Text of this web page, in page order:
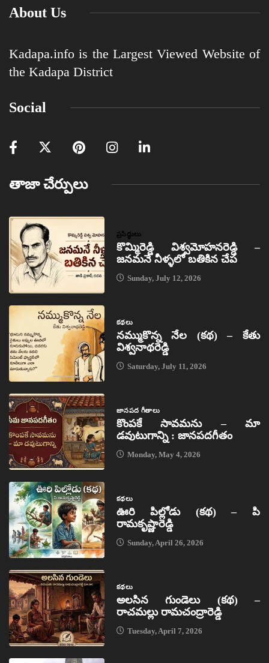
About Us
Kadapa.info is the Largest Viewed Website of
the Kadapa District
Social
తాజా చేర్పులు
ప్రసిద్ధులు
కొమ్మిరెడ్డి విశ్వమోహనరెడ్డి –
జనమనే నీళ్ళలో బతికిన చేప
Sunday, July 12, 2026
కథలు
నమ్ముకొన్న నేల (కథ) – కేతు
విశ్వనాథరెడ్డి
Saturday, July 11, 2026
జానపద గీతాలు
కొంపకే సావమను – మా
డవుటుగాన్ని : జానపదగీతం
Monday, May 4, 2026
కథలు
ఊరి పిల్లోడు (కథ) – పి
రామకృష్ణారెడ్డి
Sunday, April 26, 2026
కథలు
అలసిన గుండెలు (కథ) –
రాచమల్లు రామచంద్రారెడ్డి
Tuesday, April 7, 2026